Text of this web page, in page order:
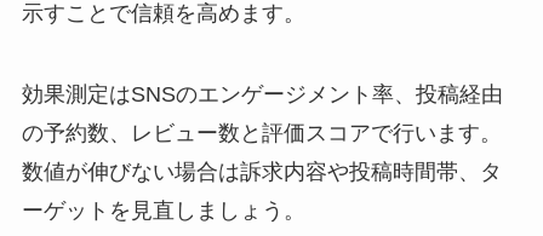
示すことで信頼を高めます。
効果測定はSNSのエンゲージメント率、投稿経由
の予約数、レビュー数と評価スコアで行います。
数値が伸びない場合は訴求内容や投稿時間帯、タ
ーゲットを見直しましょう。